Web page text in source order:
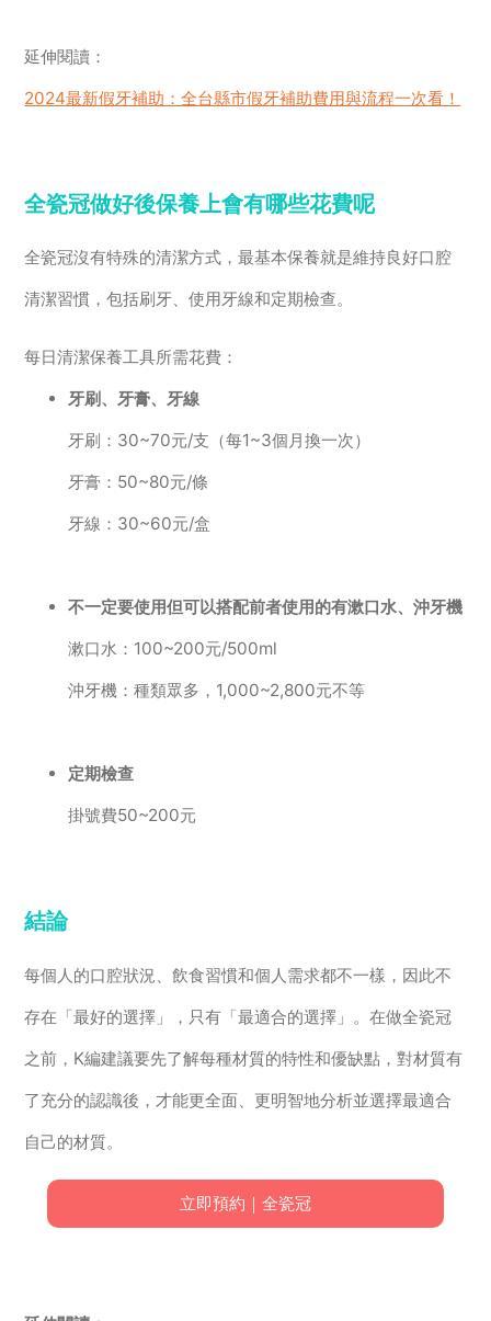
延伸閱讀：
2024最新假牙補助：全台縣市假牙補助費用與流程一次看！
全瓷冠做好後保養上會有哪些花費呢
全瓷冠沒有特殊的清潔方式，最基本保養就是維持良好口腔
清潔習慣，包括刷牙、使用牙線和定期檢查。
每日清潔保養工具所需花費：
牙刷、牙膏、牙線
牙刷：30~70元/支（每1~3個月換一次）
牙膏：50~80元/條
牙線：30~60元/盒
不一定要使用但可以搭配前者使用的有漱口水、沖牙機
漱口水：100~200元/500ml
沖牙機：種類眾多，1,000~2,800元不等
定期檢查
掛號費50~200元
結論
每個人的口腔狀況、飲食習慣和個人需求都不一樣，因此不
存在「最好的選擇」，只有「最適合的選擇」。在做全瓷冠
之前，K編建議要先了解每種材質的特性和優缺點，對材質有
了充分的認識後，才能更全面、更明智地分析並選擇最適合
自己的材質。
立即預約｜全瓷冠